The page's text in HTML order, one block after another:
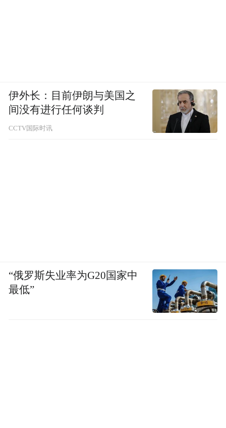
伊外长：目前伊朗与美国之
间没有进行任何谈判
CCTV国际时讯
“俄罗斯失业率为G20国家中
最低”